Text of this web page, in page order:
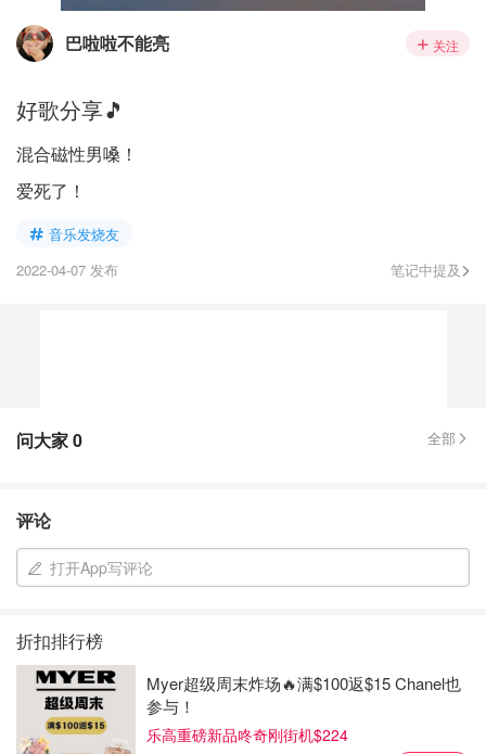
巴啦啦不能亮 关注
好歌分享🎵
混合磁性男嗓！
爱死了！
音乐发烧友
2022-04-07 发布
笔记中提及
问大家0 全部
评论
打开App写评论
折扣排行榜
Myer超级周末炸场🔥满$100返$15 Chanel也
参与！
乐高重磅新品咚奇刚街机$224